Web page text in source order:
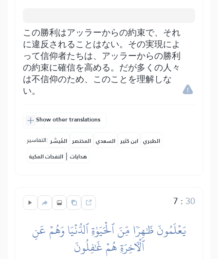
この勝利はアッラーからの約束で、それ
に違反されることはない。その実現によ
って信仰者たちは、アッラーからの勝利
の約束に確信を高める。だが多くの人々
は不信仰のため、このことを理解しな
い。
Show other translations
التفاسير: المُيسَّر المختصر السعدي ابن كثير الطبري
النفحات المكية | هدايات
7 : 30
يَعۡلَمُونَ ظَٰهِرٗا مِّنَ ٱلۡحَيَوٰةِ ٱلدُّنۡيَا وَهُمۡ عَنِ
ٱلۡأٓخِرَةِ هُمۡ غَٰفِلُونَ